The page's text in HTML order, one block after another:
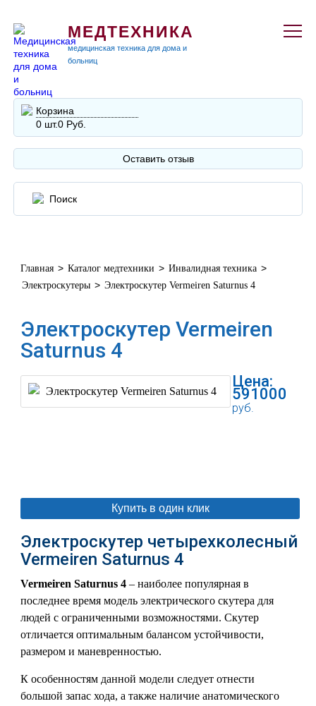
МЕДТЕХНИКА
медицинская техника для дома и
больниц
Корзина
0 шт.0 Руб.
Оставить отзыв
Главная > Каталог медтехники > Инвалидная техника >
Электроскутеры > Электроскутер Vermeiren Saturnus 4
Электроскутер Vermeiren
Saturnus 4
Цена:
591000
руб.
Купить в один клик
Электроскутер четырехколесный
Vermeiren Saturnus 4
Vermeiren Saturnus 4 – наиболее популярная в
последнее время модель электрического скутера для
людей с ограниченными возможностями. Скутер
отличается оптимальным балансом устойчивости,
размером и маневренностью.
К особенностям данной модели следует отнести
большой запас хода, а также наличие анатомического